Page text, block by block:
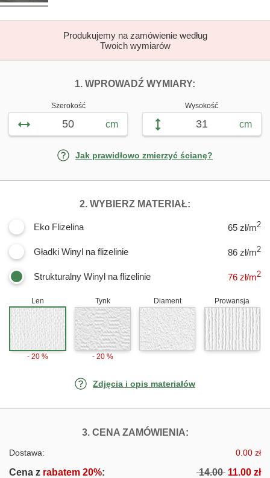
Produkujemy na zamówienie według
Twoich wymiarów
1. WPROWADŹ WYMIARY:
Szerokość
cm
Wysokość
cm
Jak prawidłowo zmierzyć ścianę?
2. WYBIERZ MATERIAŁ:
Eko Flizelina 65 zł/m2
Gładki Winyl na flizelinie 86 zł/m2
Strukturalny Winyl na flizelinie 76 zł/m2
Len
- 20 %
Tynk
- 20 %
Diament Prowansja
Zdjęcia i opis materiałów
3. CENA ZAMÓWIENIA:FOTOTAPETY
Dostawa: 0.00 zł
Cena z rabatem 20%: 14.00 11.00 zł